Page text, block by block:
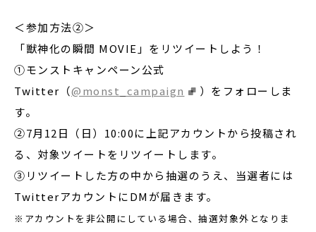
＜参加方法②＞
「獣神化の瞬間 MOVIE」をリツイートしよう！
①モンストキャンペーン公式
Twitter（@monst_campaign
）をフォローしま
す。
②7月12日（日）10:00に上記アカウントから投稿され
る、対象ツイートをリツイートします。
③リツイートした方の中から抽選のうえ、当選者には
TwitterアカウントにDMが届きます。
※アカウントを非公開にしている場合、抽選対象外となりま